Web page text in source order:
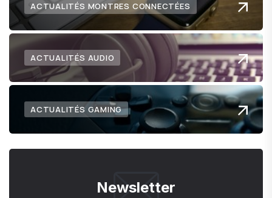
ACTUALITÉS MONTRES CONNECTÉES
ACTUALITÉS AUDIO
ACTUALITÉS GAMING
Newsletter